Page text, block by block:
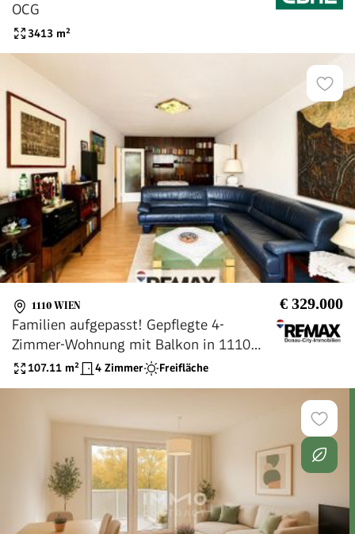
OCG
3413 m²
1110 WIEN € 329.000
Familien aufgepasst! Gepflegte 4-
Zimmer-Wohnung mit Balkon in 1110
Wien107.11 m² 4 Zimmer Freifläche